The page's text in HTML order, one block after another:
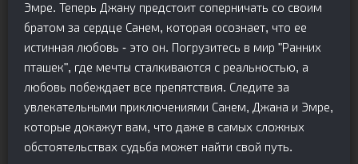
Эмре. Теперь Джану предстоит соперничать со своим
братом за сердце Санем, которая осознает, что ее
истинная любовь - это он. Погрузитесь в мир "Ранних
пташек", где мечты сталкиваются с реальностью, а
любовь побеждает все препятствия. Следите за
увлекательными приключениями Санем, Джана и Эмре,
которые докажут вам, что даже в самых сложных
обстоятельствах судьба может найти свой путь.